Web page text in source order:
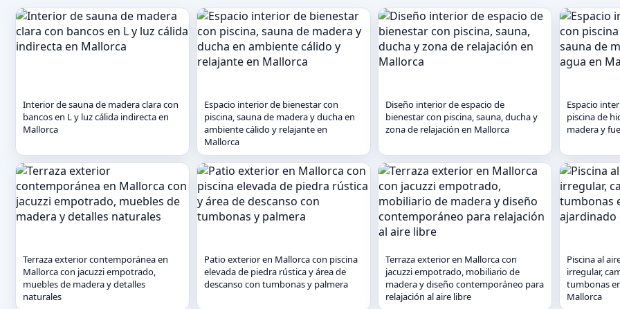
Interior de sauna de madera clara con
bancos en L y luz cálida indirecta en
Mallorca
Espacio interior de bienestar con
piscina, sauna de madera y ducha en
ambiente cálido y relajante en
Mallorca
Diseño interior de espacio de
bienestar con piscina, sauna, ducha y
zona de relajación en Mallorca
Espacio
piscina de
madera y
Terraza exterior contemporánea en
Mallorca con jacuzzi empotrado,
muebles de madera y detalles
naturales
Patio exterior en Mallorca con piscina
elevada de piedra rústica y área de
descanso con tumbonas y palmera
Terraza exterior en Mallorca con
jacuzzi empotrado, mobiliario de
madera y diseño contemporáneo para
relajación al aire libre
Piscina al
irregular,
tumbonas
Mallorca